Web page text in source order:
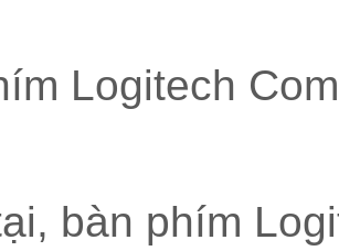
Logitech
bàn phím